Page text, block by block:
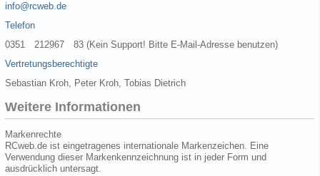
info@rcweb.de
Telefon
0351 212967 83 (Kein Support! Bitte E-Mail-Adresse benutzen)
Vertretungsberechtigte
Sebastian Kroh, Peter Kroh, Tobias Dietrich
Weitere Informationen
Markenrechte
RCweb.de ist eingetragenes internationale Markenzeichen. Eine
Verwendung dieser Markenkennzeichnung ist in jeder Form und
ausdrücklich untersagt.